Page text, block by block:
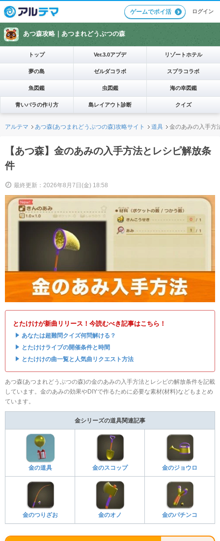
ゲームでポイ活 ログイン
あつ森攻略｜あつまれどうぶつの森
トップ Ver.3.0アプデ リゾートホテル
夢の島 ゼルダコラボ スプラコラボ
魚図鑑 虫図鑑 海の幸図鑑
青いバラの作り方 島レイアウト診断 クイズ
アルテマ あつ森(あつまれどうぶつの森)攻略サイト 道具 金のあみの入手方
【あつ森】金のあみの入手方法とレシピ解放条
件
最終更新：2026年8月7日(金) 18:58
とたけけが新曲リリース！今読むべき記事はこちら！
・ あなたは超難問クイズ何問解ける？
・ とたけけライブの開催条件と時間
・ とたけけの曲一覧と人気曲リクエスト方法
あつ森(あつまれどうぶつの森)の金のあみの入手方法とレシピの解放条件を記載
しています。金のあみの効果やDIYで作るために必要な素材(材料)などもまとめ
ています。
金シリーズの道具関連記事
金の道具 金のスコップ 金のジョウロ
金のつりざお 金のオノ 金のパチンコ